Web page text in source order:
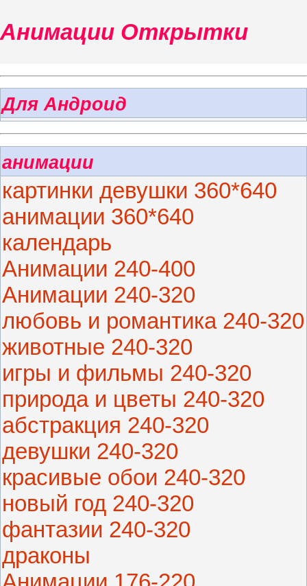
Анимации Открытки
Для Андроид
анимации
картинки девушки 360*640
анимации 360*640
календарь
Анимации 240-400
Анимации 240-320
любовь и романтика 240-320
животные 240-320
игры и фильмы 240-320
природа и цветы 240-320
абстракция 240-320
девушки 240-320
красивые обои 240-320
новый год 240-320
фантазии 240-320
драконы